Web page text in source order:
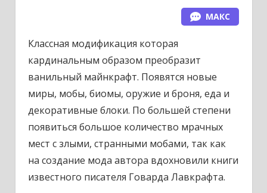
МАКС
Классная модификация которая
кардинальным образом преобразит
ванильный майнкрафт. Появятся новые
миры, мобы, биомы, оружие и броня, еда и
декоративные блоки. По большей степени
появиться большое количество мрачных
мест с злыми, странными мобами, так как
на создание мода автора вдохновили книги
известного писателя Говарда Лавкрафта.